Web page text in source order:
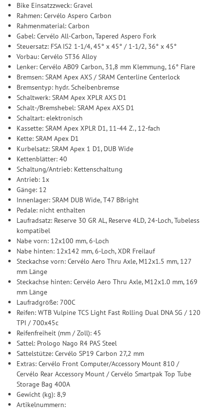
Bike Einsatzzweck: Gravel
Rahmen: Cervélo Aspero Carbon
Rahmenmaterial: Carbon
Gabel: Cervélo All-Carbon, Tapered Aspero Fork
Steuersatz: FSA IS2 1-1/4, 45° x 45° / 1-1/2, 36° x 45°
Vorbau: Cervélo ST36 Alloy
Lenker: Cervélo AB09 Carbon, 31,8 mm Klemmung, 16° Flare
Bremsen: SRAM Apex AXS / SRAM Centerline Centerlock
Bremsentyp: hydr. Scheibenbremse
Schaltwerk: SRAM Apex XPLR AXS D1
Schalt-/Bremshebel: SRAM Apex AXS D1
Schaltart: elektronisch
Kassette: SRAM Apex XPLR D1, 11-44 Z., 12-fach
Kette: SRAM Apex D1
Kurbelsatz: SRAM Apex 1 D1, DUB Wide
Kettenblätter: 40
Schaltung/Antrieb: Kettenschaltung
Antrieb: 1x
Gänge: 12
Innenlager: SRAM DUB Wide, T47 BBright
Pedale: nicht enthalten
Laufradsatz: Reserve 30 GR AL, Reserve 4LD, 24-Loch, Tubeless
kompatibel
Nabe vorn: 12x100 mm, 6-Loch
Nabe hinten: 12x142 mm, 6-Loch, XDR Freilauf
Steckachse vorn: Cervélo Aero Thru Axle, M12x1.5 mm, 127
mm Länge
Steckachse hinten: Cervélo Aero Thru Axle, M12x1.0 mm, 169
mm Länge
Laufradgröße: 700C
Reifen: WTB Vulpine TCS Light Fast Rolling Dual DNA SG / 120
TPI / 700x45c
Reifenfreiheit (mm / Zoll): 45
Sattel: Prologo Nago R4 PAS Steel
Sattelstütze: Cervélo SP19 Carbon 27,2 mm
Extras: Cervélo Front Computer/Accessory Mount 810 /
Cervélo Rear Accessory Mount / Cervélo Smartpak Top Tube
Storage Bag 400A
Gewicht (kg): 8,9
Artikelnummern: